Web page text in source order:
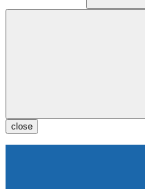
close